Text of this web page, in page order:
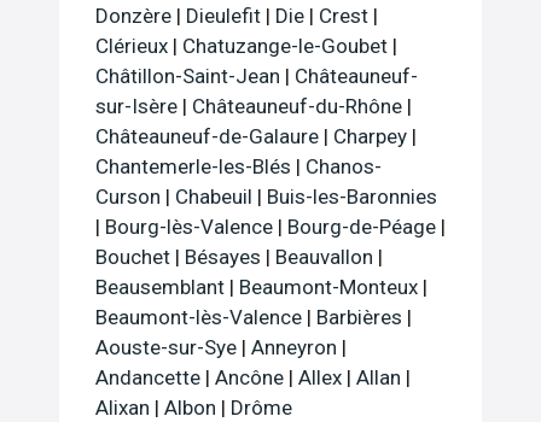
Donzère | Dieulefit | Die | Crest |
Clérieux | Chatuzange-le-Goubet |
Châtillon-Saint-Jean | Châteauneuf-
sur-Isère | Châteauneuf-du-Rhône |
Châteauneuf-de-Galaure | Charpey |
Chantemerle-les-Blés | Chanos-
Curson | Chabeuil | Buis-les-Baronnies
| Bourg-lès-Valence | Bourg-de-Péage |
Bouchet | Bésayes | Beauvallon |
Beausemblant | Beaumont-Monteux |
Beaumont-lès-Valence | Barbières |
Aouste-sur-Sye | Anneyron |
Andancette | Ancône | Allex | Allan |
Alixan | Albon | Drôme